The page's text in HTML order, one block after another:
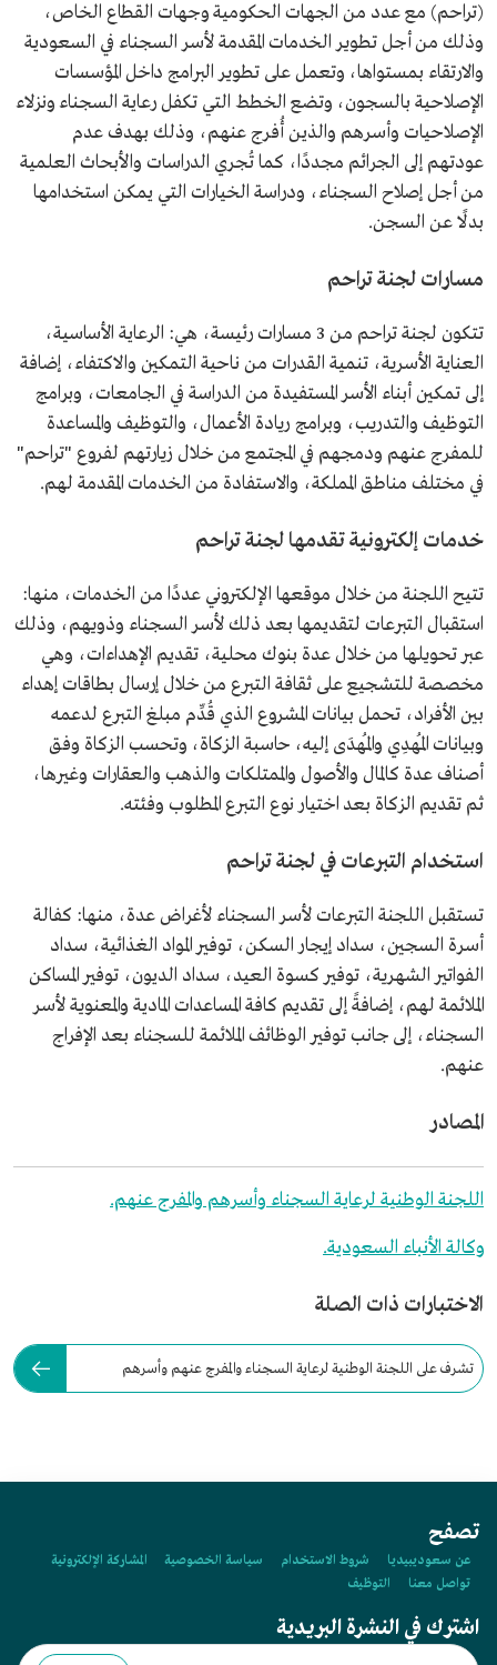
(تراحم) مع عدد من الجهات الحكومية وجهات القطاع الخاص،
وذلك من أجل تطوير الخدمات المقدمة لأسر السجناء في السعودية
والارتقاء بمستواها، وتعمل على تطوير البرامج داخل المؤسسات
الإصلاحية بالسجون، وتضع الخطط التي تكفل رعاية السجناء ونزلاء
الإصلاحيات وأسرهم والذين أُفرج عنهم، وذلك بهدف عدم
عودتهم إلى الجرائم مجددًا، كما تُجري الدراسات والأبحاث العلمية
من أجل إصلاح السجناء، ودراسة الخيارات التي يمكن استخدامها
بدلًا عن السجن.
مسارات لجنة تراحم
تتكون لجنة تراحم من 3 مسارات رئيسة، هي: الرعاية الأساسية،
العناية الأسرية، تنمية القدرات من ناحية التمكين والاكتفاء، إضافة
إلى تمكين أبناء الأسر المستفيدة من الدراسة في الجامعات، وبرامج
التوظيف والتدريب، وبرامج ريادة الأعمال، والتوظيف والمساعدة
للمفرج عنهم ودمجهم في المجتمع من خلال زيارتهم لفروع "تراحم"
في مختلف مناطق المملكة، والاستفادة من الخدمات المقدمة لهم.
خدمات إلكترونية تقدمها لجنة تراحم
تتيح اللجنة من خلال موقعها الإلكتروني عددًا من الخدمات، منها:
استقبال التبرعات لتقديمها بعد ذلك لأسر السجناء وذويهم، وذلك
عبر تحويلها من خلال عدة بنوك محلية، تقديم الإهداءات، وهي
مخصصة للتشجيع على ثقافة التبرع من خلال إرسال بطاقات إهداء
بين الأفراد، تحمل بيانات المشروع الذي قُدِّم مبلغ التبرع لدعمه
وبيانات المُهدِي والمُهدَى إليه، حاسبة الزكاة، وتحسب الزكاة وفق
أصناف عدة كالمال والأصول والممتلكات والذهب والعقارات وغيرها،
ثم تقديم الزكاة بعد اختيار نوع التبرع المطلوب وفئته.
استخدام التبرعات في لجنة تراحم
تستقبل اللجنة التبرعات لأسر السجناء لأغراض عدة، منها: كفالة
أسرة السجين، سداد إيجار السكن، توفير المواد الغذائية، سداد
الفواتير الشهرية، توفير كسوة العيد، سداد الديون، توفير المساكن
الملائمة لهم، إضافةً إلى تقديم كافة المساعدات المادية والمعنوية لأسر
السجناء، إلى جانب توفير الوظائف الملائمة للسجناء بعد الإفراج
عنهم.
المصادر
اللجنة الوطنية لرعاية السجناء وأسرهم والمفرج عنهم.
وكالة الأنباء السعودية.
الاختبارات ذات الصلة
تشرف على اللجنة الوطنية لرعاية السجناء والمفرج عنهم وأسرهم
تصفح
عن سعوديبيديا شروط الاستخدام سياسة الخصوصية
المشاركة الإلكترونية
تواصل معنا
التوظيف
اشترك في النشرة البريدية